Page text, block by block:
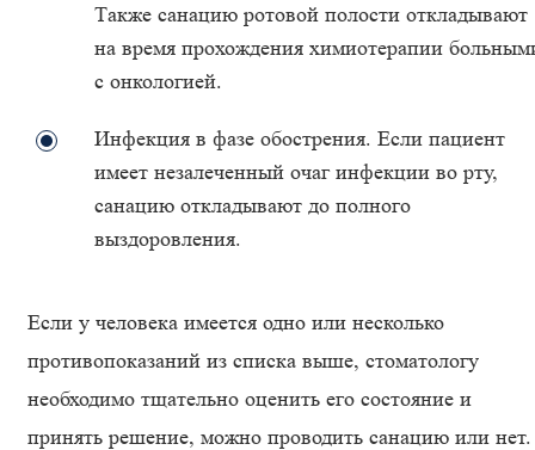
Также санацию ротовой полости откладывают
на время прохождения химиотерапии
с онкологией.
Инфекция в фазе обострения. Если пациент
имеет незалеченный очаг инфекции во рту,
санацию откладывают до полного
выздоровления.
Если у человека имеется одно или несколько
противопоказаний из списка выше, стоматологу
необходимо тщательно оценить его состояние и
принять решение, можно проводить санацию или нет.